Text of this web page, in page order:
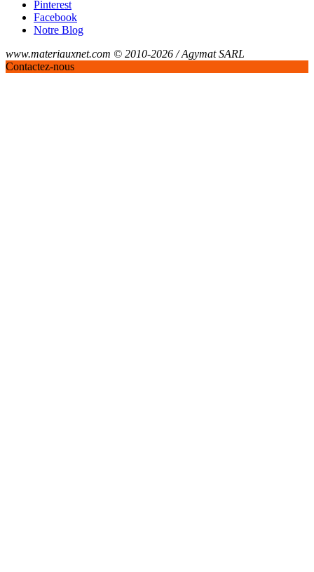
Pinterest
Facebook
Notre Blog
www.materiauxnet.com © 2010-2026 / Agymat SARL
Contactez-nous